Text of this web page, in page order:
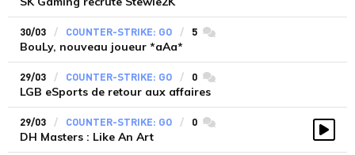
30/03 COUNTER-STRIKE: GO 5 commentaires
BouLy, nouveau joueur *aAa*
29/03 COUNTER-STRIKE: GO 0 commentaires
LGB eSports de retour aux affaires
29/03 COUNTER-STRIKE: GO 0 commentaires
DH Masters : Like An Art